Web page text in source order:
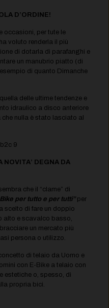
D’ORDINE!
occasioni, per tute le
voluto renderla il più
di dotarla di parafanghi e
un manubrio piatto (di
di quanto Dimanche
delle ultime tendenze e
idraulico a disco anteriore
nulla è stato lasciato al
NOVITA’ DEGNA DA
che il “clame” di
per tutto e per tutti” per
scelto di fare un doppio
alto e scavalco basso,
un mercato più
persona o utilizzo.
di telaio da Uomo e
con E-Bike a telaio con
estetiche o, spesso, di
propria bici.